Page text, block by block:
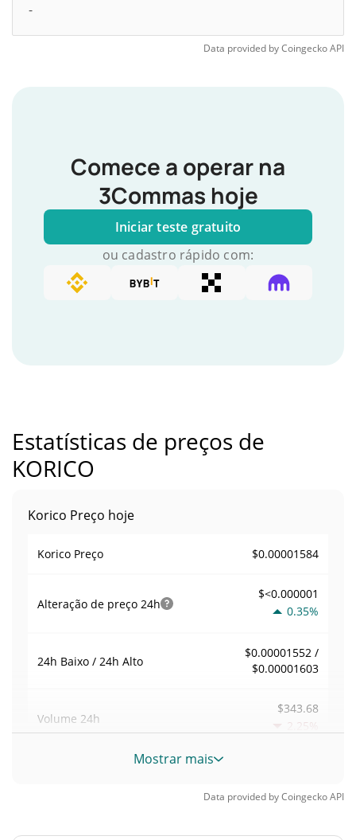
-
Data provided byCoingeckoAPI
Comece a operar na
3Commas hoje
Iniciar teste gratuito
ou cadastro rápido com:
Estatísticas de preços de
KORICO
Korico Preço hoje
Korico Preço $0.00001584
Alteração de preço 24h
$<0.000001
0.35%
24h Baixo / 24h Alto
$0.00001552 /
$0.00001603
Volume 24h
$343.68
2.25%
Volume / Limite de
Mostrar mais
Data provided byCoingeckoAPI